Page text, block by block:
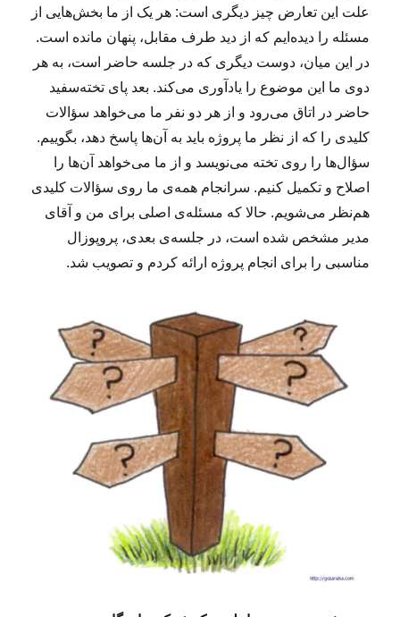
ن
چ
ه
علت این تعارض چیز دیگری است: هر یک از ما بخش‌هایی از
مسئله را دیده‌ایم که از دید طرف مقابل، پنهان مانده است.
در این میان، دوست دیگری که در جلسه حاضر است، به هر
دوی ما این موضوع را یادآوری می‌کند. بعد پای تخته‌سفید
حاضر در اتاق می‌رود و از هر دو نفر ما می‌خواهد سؤالات
کلیدی را که از نظر ما پروژه باید به آن‌ها پاسخ دهد، بگوییم.
سؤال‌ها را روی تخته می‌نویسد و از ما می‌خواهد آن‌ها را
اصلاح و تکمیل کنیم. سرانجام همه‌ی ما روی سؤالات کلیدی
هم‌نظر می‌شویم. حالا که مسئله‌ی اصلی برای من و آقای
مدیر مشخص شده است، در جلسه‌‌ی بعدی، پروپوزال
مناسبی را برای انجام پروژه ارائه کردم و تصویب شد.